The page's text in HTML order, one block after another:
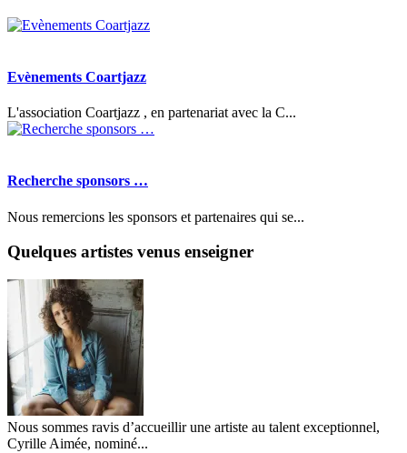
Evènements Coartjazz
L'association Coartjazz , en partenariat avec la C...
Recherche sponsors …
Nous remercions les sponsors et partenaires qui se...
Quelques artistes venus enseigner
Nous sommes ravis d’accueillir une artiste au talent exceptionnel,
Cyrille Aimée, nominé...